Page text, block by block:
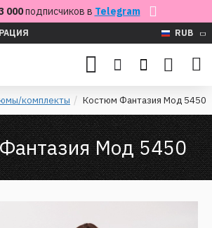
000подписчиков в Telegram
RUB
комплекты Костюм Фантазия Мод 5450
Мод 5450